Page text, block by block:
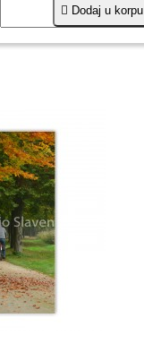
 Dodaj u korpu